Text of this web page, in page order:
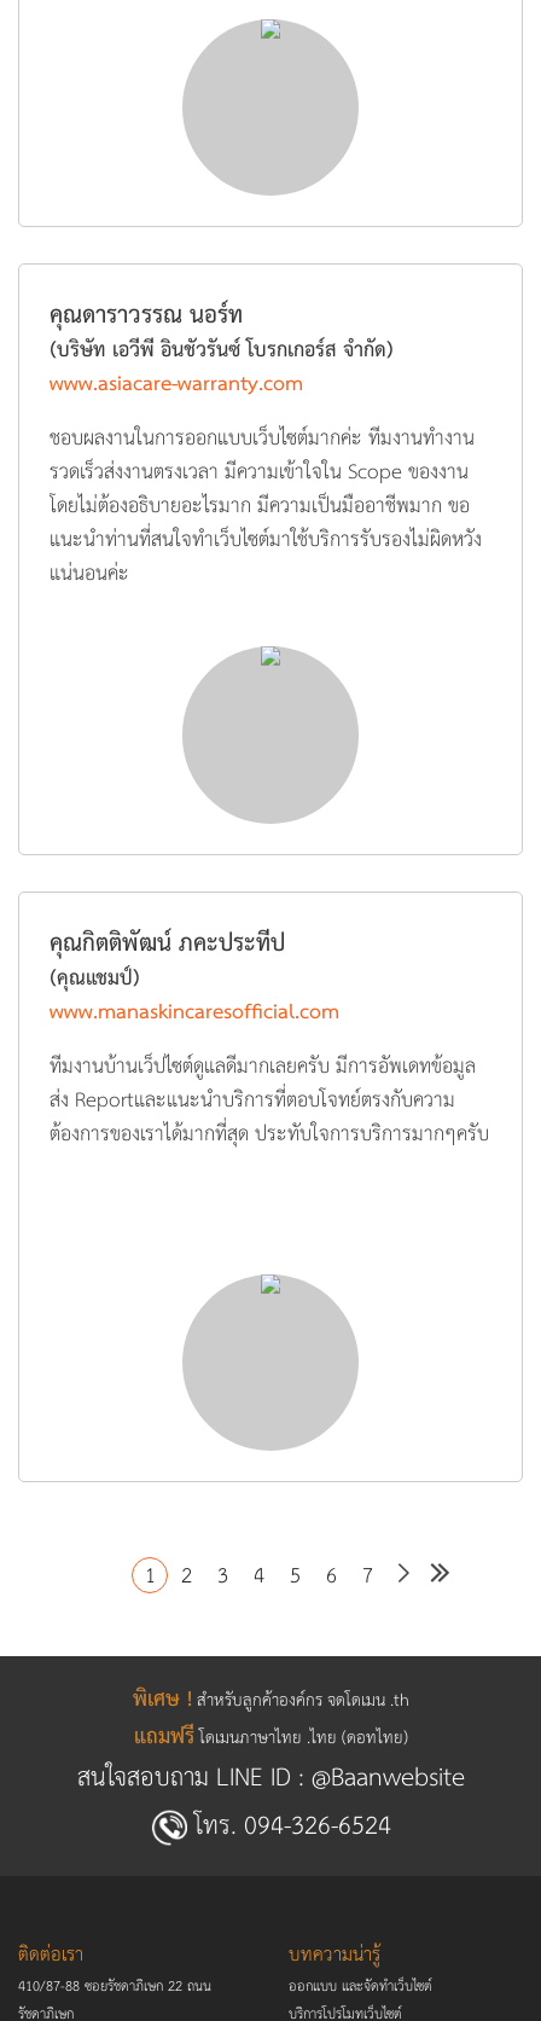
คุณดาราวรรณ นอร์ท
(บริษัท เอวีพี อินชัวรันซ์ โบรกเกอร์ส จำกัด)
www.asiacare-warranty.com
ชอบผลงานในการออกแบบเว็บไซต์มากค่ะ ทีมงานทำงาน
รวดเร็วส่งงานตรงเวลา มีความเข้าใจใน Scope ของงาน
โดยไม่ต้องอธิบายอะไรมาก มีความเป็นมืออาชีพมาก ขอ
แนะนำท่านที่สนใจทำเว็บไซต์มาใช้บริการรับรองไม่ผิดหวัง
แน่นอนค่ะ
คุณกิตติพัฒน์ ภคะประทีป
(คุณแชมป์)
www.manaskincaresofficial.com
ทีมงานบ้านเว็ปไซต์ดูแลดีมากเลยครับ มีการอัพเดทข้อมูล
ส่ง Reportและแนะนำบริการที่ตอบโจทย์ตรงกับความ
ต้องการของเราได้มากที่สุด ประทับใจการบริการมากๆครับ
1 2 3 4 5 6 7
พิเศษ !สำหรับลูกค้าองค์กร จดโดเมน .th
แถมฟรีโดเมนภาษาไทย .ไทย (ดอทไทย)
สนใจสอบถาม LINE ID :@Baanwebsite
โทร. 094-326-6524
ติดต่อเรา
410/87-88 ซอยรัชดาภิเษก 22 ถนน
รัชดาภิเษก
บทความน่ารู้
ออกแบบ และจัดทำเว็บไซต์
บริการโปรโมทเว็บไซต์